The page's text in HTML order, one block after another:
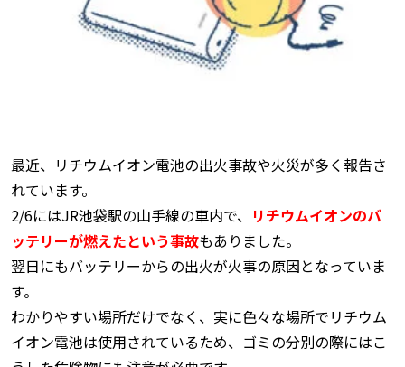
最近、リチウムイオン電池の出火事故や火災が多く報告さ
れています。
2/6にはJR池袋駅の山手線の車内で、 リチウムイオンのバ
ッテリーが燃えたという事故もありました。
翌日にもバッテリーからの出火が火事の原因となっていま
す。
わかりやすい場所だけでなく、実に色々な場所でリチウム
イオン電池は使用されているため、ゴミの分別の際にはこ